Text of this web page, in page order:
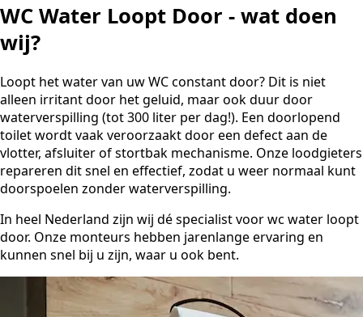
WC Water Loopt Door - wat doen
wij?
Loopt het water van uw WC constant door? Dit is niet
alleen irritant door het geluid, maar ook duur door
waterverspilling (tot 300 liter per dag!). Een doorlopend
toilet wordt vaak veroorzaakt door een defect aan de
vlotter, afsluiter of stortbak mechanisme. Onze loodgieters
repareren dit snel en effectief, zodat u weer normaal kunt
doorspoelen zonder waterverspilling.
In heel Nederland zijn wij dé specialist voor wc water loopt
door. Onze monteurs hebben jarenlange ervaring en
kunnen snel bij u zijn, waar u ook bent.